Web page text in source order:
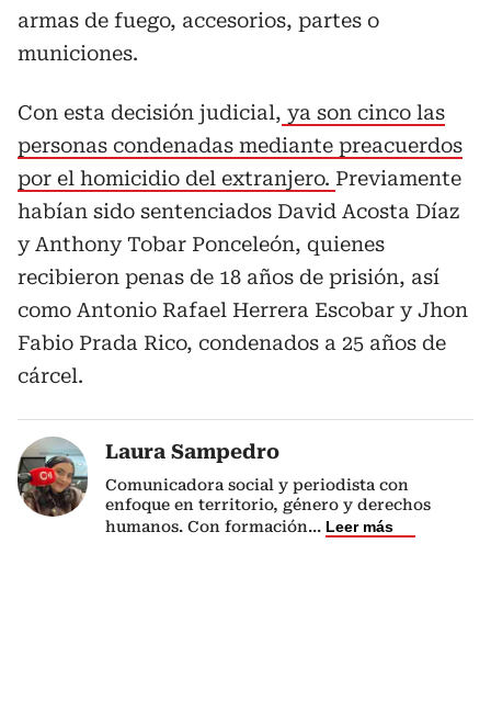
armas de fuego, accesorios, partes o
municiones.
Con esta decisión judicial, ya son cinco las
personas condenadas mediante preacuerdos
por el homicidio del extranjero. Previamente
habían sido sentenciados David Acosta Díaz
y Anthony Tobar Ponceleón, quienes
recibieron penas de 18 años de prisión, así
como Antonio Rafael Herrera Escobar y Jhon
Fabio Prada Rico, condenados a 25 años de
cárcel.
Laura Sampedro
Comunicadora social y periodista con
enfoque en territorio, género y derechos
humanos. Con formación... Leer más